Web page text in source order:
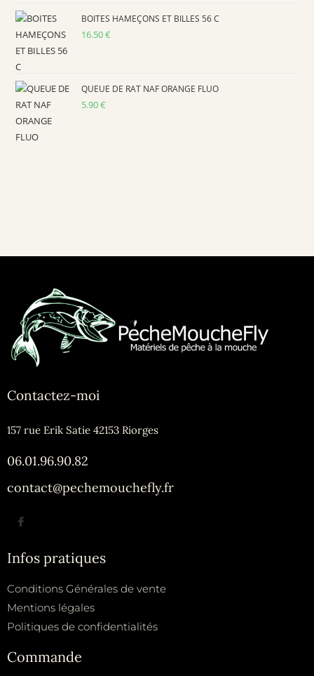
BOITES HAMEÇONS ET BILLES 56 C
16.50€
QUEUE DE RAT NAF ORANGE FLUO
5.90€
Contactez-moi
157 rue Erik Satie 42153 Riorges
06.01.96.90.82
contact@pechemouchefly.fr
Infos pratiques
Conditions Générales de vente
Mentions légales
Politiques de confidentialités
Commande